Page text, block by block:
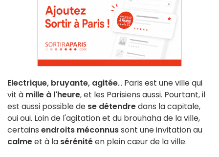
Electrique, bruyante, agitée... Paris est une ville qui
vit à mille à l'heure, et les Parisiens aussi. Pourtant, il
est aussi possible de se détendredans la capitale,
oui oui. Loin de l'agitation et du brouhaha de la ville,
certains endroits méconnussont une invitation au
calmeet à la sérénitéen plein cœur de la ville.